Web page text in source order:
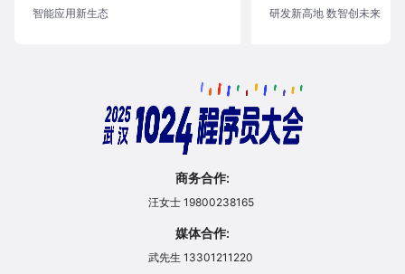
智能应用新生态 研发新高地 数智创未来
商务合作:
汪女士 19800238165
媒体合作:
武先生 13301211220